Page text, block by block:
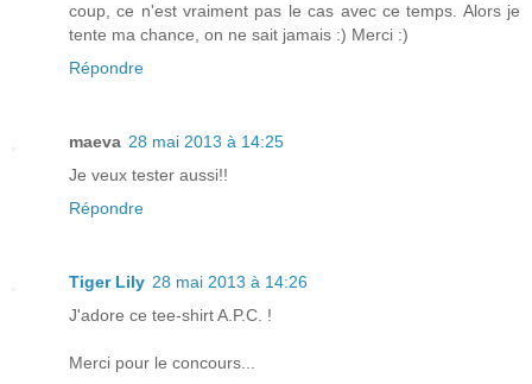
coup, ce n'est vraiment pas le cas avec ce temps. Alors je
tente ma chance, on ne sait jamais :) Merci :)
Répondre
maeva 28 mai 2013 à 14:25
Je veux tester aussi!!
Répondre
Tiger Lily 28 mai 2013 à 14:26
J'adore ce tee-shirt A.P.C. !
Merci pour le concours...